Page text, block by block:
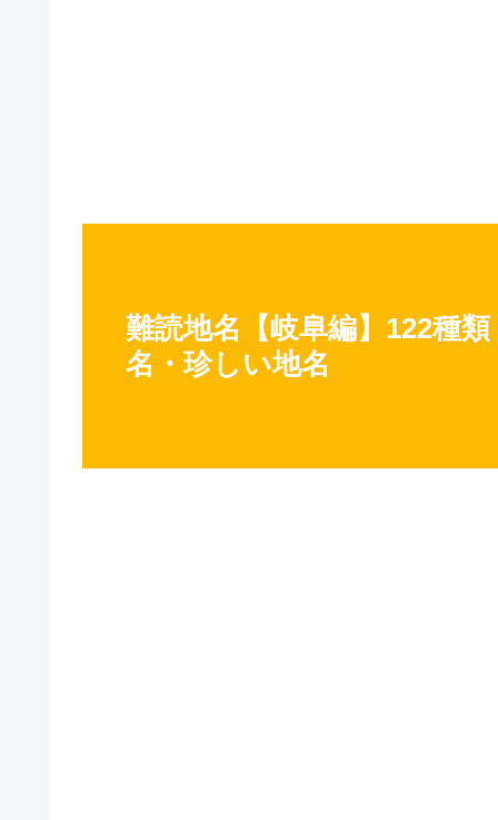
難読地名【岐阜編】122種
名・珍しい地名